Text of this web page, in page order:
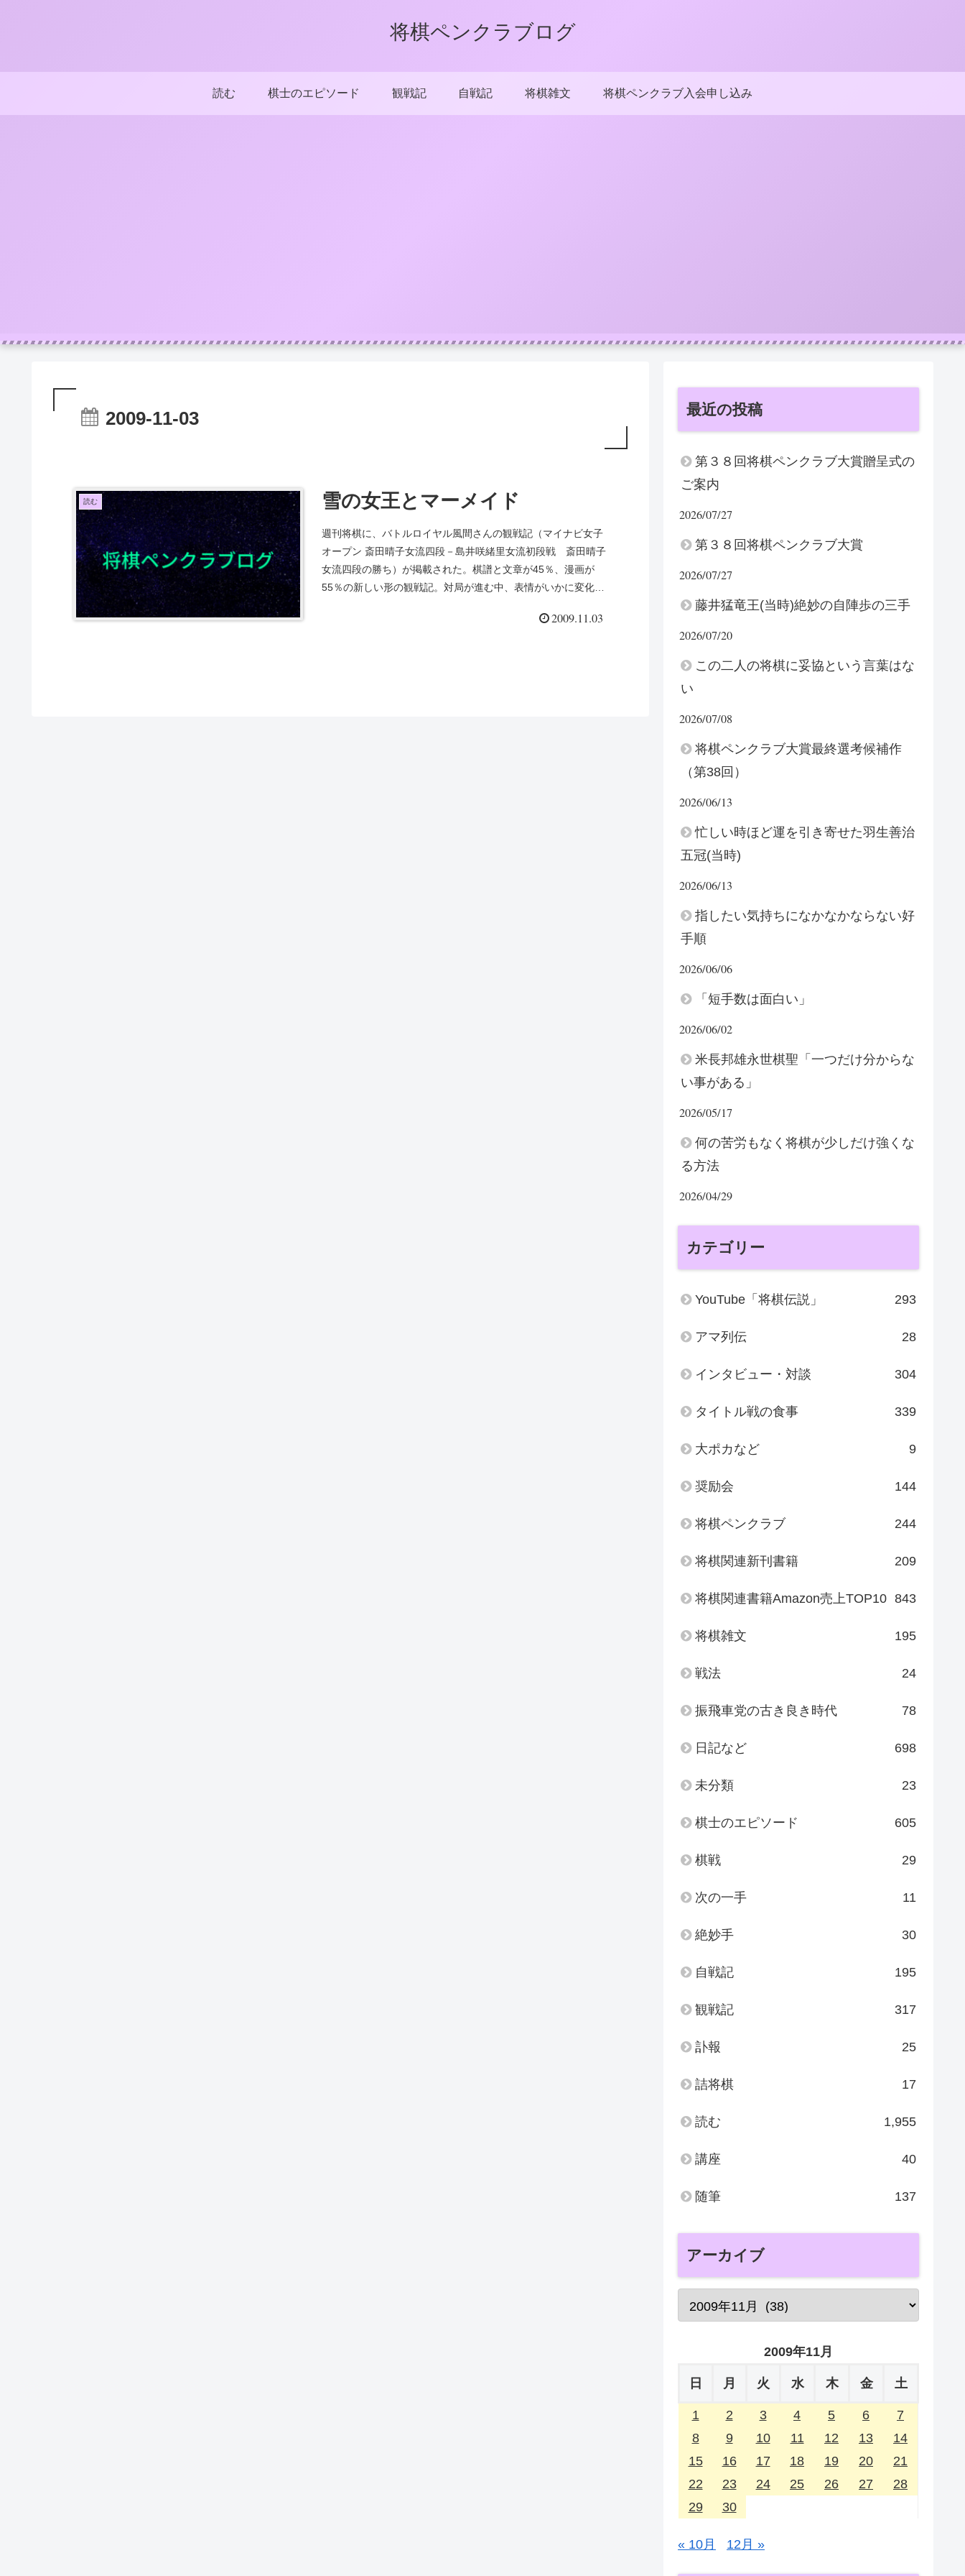
将棋ペンクラブログ
読む 棋士のエピソード 観戦記 自戦記 将棋雑文 将棋ペンクラブ入会申し込み
2009-11-03
読む 雪の女王とマーメイド
週刊将棋に、バトルロイヤル風間さんの観戦記（マイナビ女子
オープン 斎田晴子女流四段－島井咲緒里女流初段戦 斎田晴子
女流四段の勝ち）が掲載された。棋譜と文章が45％、漫画が
55％の新しい形の観戦記。対局が進む中、表情がいかに変化す
2009.11.03
最近の投稿
第３８回将棋ペンクラブ大賞贈呈式の
ご案内
2026/07/27
第３８回将棋ペンクラブ大賞
2026/07/27
藤井猛竜王(当時)絶妙の自陣歩の三手
2026/07/20
この二人の将棋に妥協という言葉はな
い
2026/07/08
将棋ペンクラブ大賞最終選考候補作
（第38回）
2026/06/13
忙しい時ほど運を引き寄せた羽生善治
五冠(当時)
2026/06/13
指したい気持ちになかなかならない好
手順
2026/06/06
「短手数は面白い」
2026/06/02
米長邦雄永世棋聖「一つだけ分からな
い事がある」
2026/05/17
何の苦労もなく将棋が少しだけ強くな
る方法
2026/04/29
カテゴリー
YouTube「将棋伝説」 293
アマ列伝 28
インタビュー・対談 304
タイトル戦の食事 339
大ポカなど 9
奨励会 144
将棋ペンクラブ 244
将棋関連新刊書籍 209
将棋関連書籍Amazon売上TOP10 843
将棋雑文 195
戦法 24
振飛車党の古き良き時代 78
日記など 698
未分類 23
棋士のエピソード 605
棋戦 29
次の一手 11
絶妙手 30
自戦記 195
観戦記 317
訃報 25
詰将棋 17
読む 1,955
講座 40
随筆 137
アーカイブ
2009年11月
日 月 火 水 木 金 土
1 2 3 4 5 6
7
8
9 10 11 12 13
14
15
16 17 18 19 20
21
22
23 24 25 26 27
28
29
30
« 10月 12月 »